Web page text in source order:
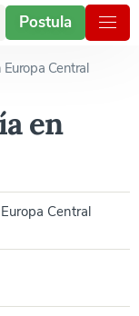
Postula
Europa Central
en
Central